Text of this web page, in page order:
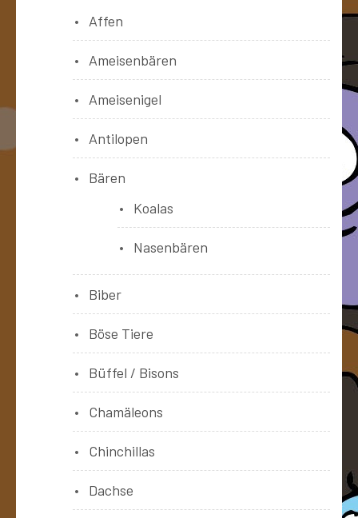
Affen
Ameisenbären
Ameisenigel
Antilopen
Bären
Koalas
Nasenbären
Biber
Böse Tiere
Büffel / Bisons
Chamäleons
Chinchillas
Dachse